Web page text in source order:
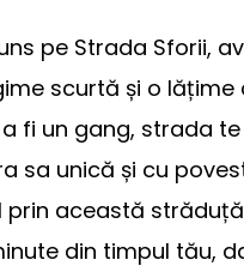
pe Strada Sforii,
scurtă și o lățime
fi un gang, strada
sa unică și cu
prin această
din timpul tău,